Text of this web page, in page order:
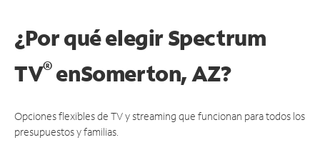
¿Por qué elegir Spectrum
TV®enSomerton, AZ?
Opciones flexibles de TV y streaming que funcionan para todos los
presupuestos y familias.